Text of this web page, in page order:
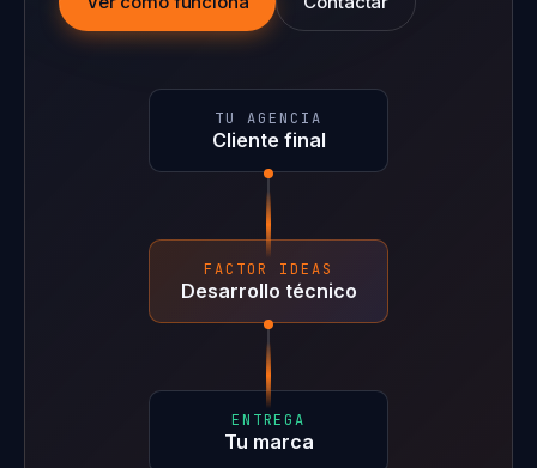
TU AGENCIA
Cliente final
FACTOR IDEAS
Desarrollo técnico
ENTREGA
Tu marca